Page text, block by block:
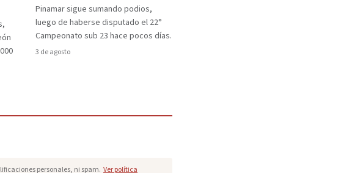
Pinamar sigue sumando podios,
luego de haberse disputado el 22°
Campeonato sub 23 hace pocos días.
3 de agosto
personales, ni spam. Ver política